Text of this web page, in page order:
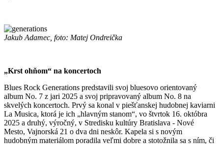
Jakub Adamec, foto: Matej Ondreička
„Krst ohňom“ na koncertoch
Blues Rock Generations predstavili svoj bluesovo orientovaný
album No. 7 z jari 2025 a svoj pripravovaný album No. 8 na
skvelých koncertoch. Prvý sa konal v piešťanskej hudobnej kaviarni
La Musica, ktorá je ich „hlavným stanom“, vo štvrtok 16. októbra
2025 a druhý, výročný, v Stredisku kultúry Bratislava - Nové
Mesto, Vajnorská 21 o dva dni neskôr. Kapela si s novým
hudobným materiálom poradila veľmi dobre a stotožnila sa s ním, či